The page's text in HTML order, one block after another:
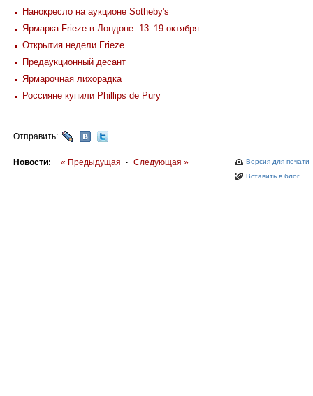
Нанокресло на аукционе Sotheby's
Ярмарка Frieze в Лондоне. 13–19 октября
Открытия недели Frieze
Предаукционный десант
Ярмарочная лихорадка
Россияне купили Phillips de Pury
Отправить:
Версия для печати
Вставить в блог
Новости: « Предыдущая · Следующая »